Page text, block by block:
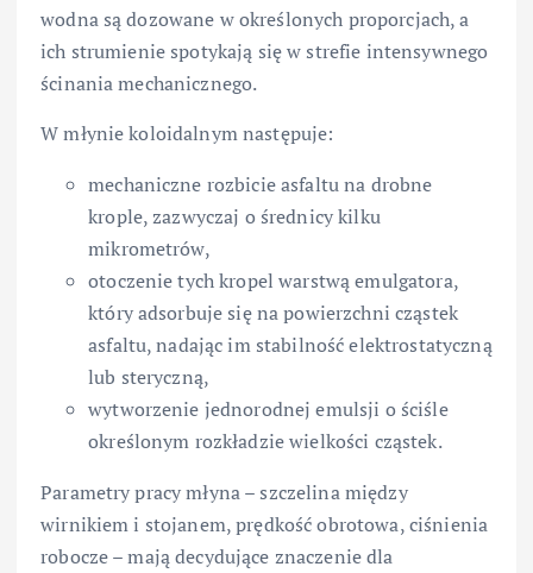
wodna są dozowane w określonych proporcjach, a
ich strumienie spotykają się w strefie intensywnego
ścinania mechanicznego.
W młynie koloidalnym następuje:
mechaniczne rozbicie asfaltu na drobne
krople, zazwyczaj o średnicy kilku
mikrometrów,
otoczenie tych kropel warstwą emulgatora,
który adsorbuje się na powierzchni cząstek
asfaltu, nadając im stabilność elektrostatyczną
lub steryczną,
wytworzenie jednorodnej emulsji o ściśle
określonym rozkładzie wielkości cząstek.
Parametry pracy młyna – szczelina między
wirnikiem i stojanem, prędkość obrotowa, ciśnienia
robocze – mają decydujące znaczenie dla